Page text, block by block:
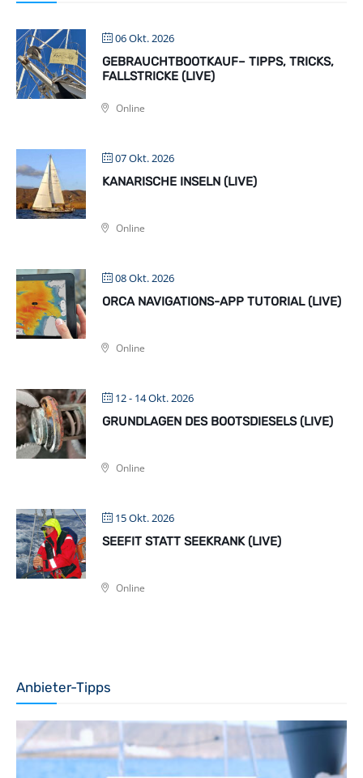
06 Okt. 2026
GEBRAUCHTBOOTKAUF– TIPPS, TRICKS,
FALLSTRICKE (LIVE)
Online
07 Okt. 2026
KANARISCHE INSELN (LIVE)
Online
08 Okt. 2026
ORCA NAVIGATIONS-APP TUTORIAL (LIVE)
Online
12 - 14 Okt. 2026
GRUNDLAGEN DES BOOTSDIESELS (LIVE)
Online
15 Okt. 2026
SEEFIT STATT SEEKRANK (LIVE)
Online
Anbieter-Tipps